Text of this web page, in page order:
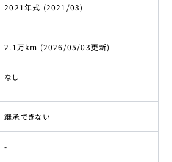
2021年式 (2021/03)
2.1万km (2026/05/03更新)
なし
継承できない
-